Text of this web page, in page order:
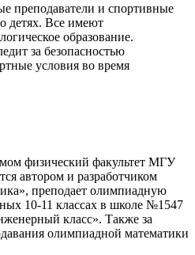
преподаватели и спортивные
детях. Все имеют
образование.
за безопасностью
условия во время
физический факультет МГУ
автором и разработчиком
преподает олимпиадную
10-11 классах в школе №1547
класс». Также за
олимпиадной математики